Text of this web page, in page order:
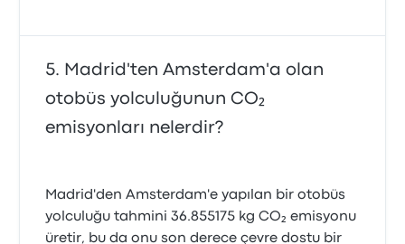
Madrid'ten Amsterdam'a olan
otobüs yolculuğunun CO₂
emisyonları nelerdir?
Madrid'den Amsterdam'e yapılan bir otobüs
yolculuğu tahmini 36.855175 kg CO₂ emisyonu
üretir, bu da onu son derece çevre dostu bir